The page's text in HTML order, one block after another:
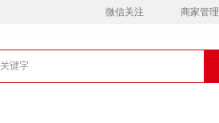
微信关注 商家管理